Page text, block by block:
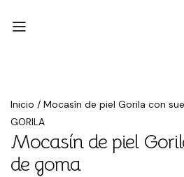
Inicio / Mocasín de piel Gorila con
GORILA
Mocasín de piel
de goma